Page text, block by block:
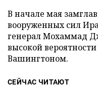
В начале мая
вооруженных сил
генерал Мохаммад
высокой
Вашингтоном.
СЕЙЧАС ЧИТАЮТ